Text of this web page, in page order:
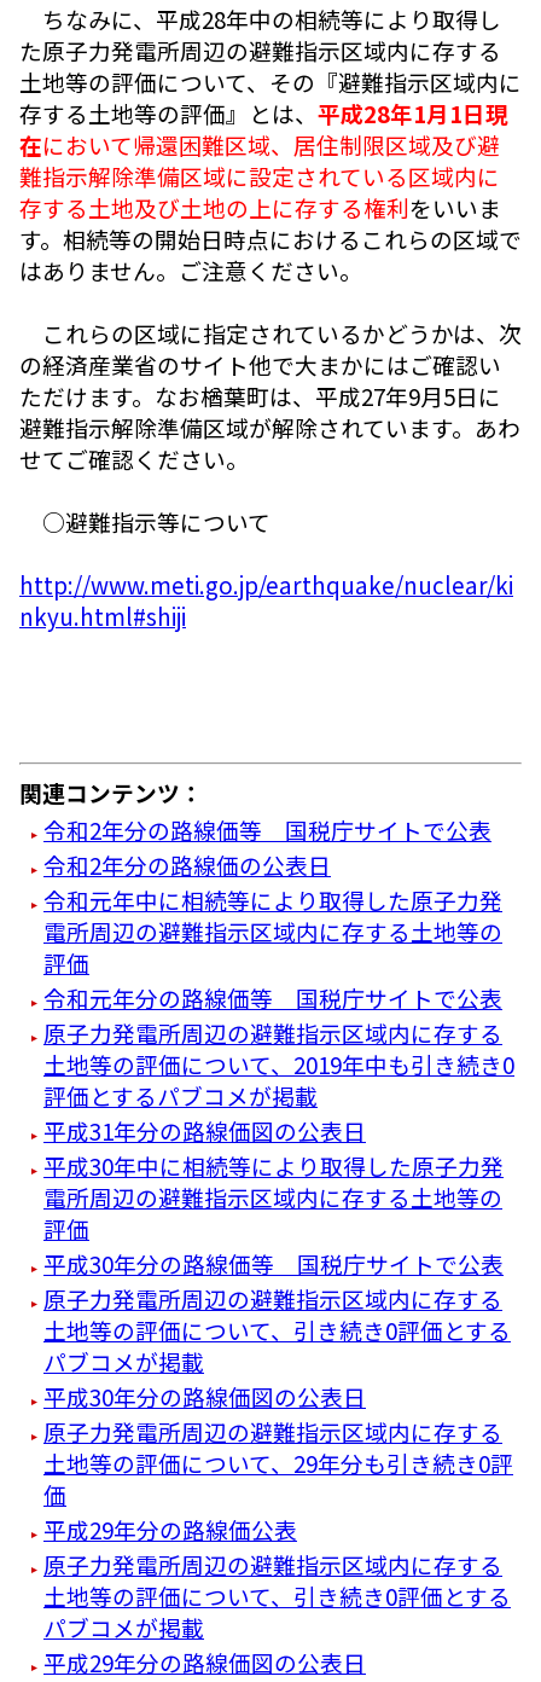
ちなみに、平成28年中の相続等により取得し
た原子力発電所周辺の避難指示区域内に存する
土地等の評価について、その『避難指示区域内に
存する土地等の評価』とは、 平成28年1月1日現
在において帰還困難区域、居住制限区域及び避
難指示解除準備区域に設定されている区域内に
存する土地及び土地の上に存する権利をいいま
す。相続等の開始日時点におけるこれらの区域で
はありません。ご注意ください。
これらの区域に指定されているかどうかは、次
の経済産業省のサイト他で大まかにはご確認い
ただけます。なお楢葉町は、平成27年9月5日に
避難指示解除準備区域が解除されています。あわ
せてご確認ください。
○避難指示等について
http://www.meti.go.jp/earthquake/nuclear/ki
nkyu.html#shiji
関連コンテンツ：
令和2年分の路線価等 国税庁サイトで公表
令和2年分の路線価の公表日
令和元年中に相続等により取得した原子力発
電所周辺の避難指示区域内に存する土地等の
評価
令和元年分の路線価等 国税庁サイトで公表
原子力発電所周辺の避難指示区域内に存する
土地等の評価について、2019年中も引き続き0
評価とするパブコメが掲載
平成31年分の路線価図の公表日
平成30年中に相続等により取得した原子力発
電所周辺の避難指示区域内に存する土地等の
評価
平成30年分の路線価等 国税庁サイトで公表
原子力発電所周辺の避難指示区域内に存する
土地等の評価について、引き続き0評価とする
パブコメが掲載
平成30年分の路線価図の公表日
原子力発電所周辺の避難指示区域内に存する
土地等の評価について、29年分も引き続き0評
価
平成29年分の路線価公表
原子力発電所周辺の避難指示区域内に存する
土地等の評価について、引き続き0評価とする
パブコメが掲載
平成29年分の路線価図の公表日